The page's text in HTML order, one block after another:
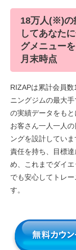
18万人(※)の
してあなた
グメニュー
月末時点
RIZAPは累計会員
ニングジムの最大
の実績データをもと
お客さん一人一人
ングを設計してい
責任を持ち、目標
め、これまでダイ
でも安心してトレ
す。